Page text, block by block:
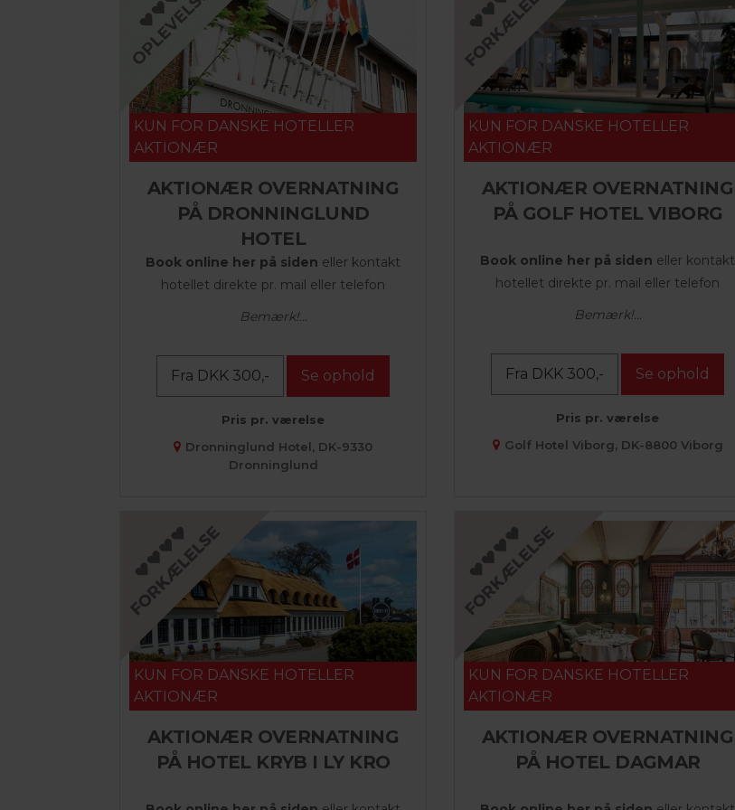
KUN FOR DANSKE HOTELLER
AKTIONÆR
AKTIONÆR OVERNATNING
PÅ DRONNINGLUND
HOTEL
Book online her på siden eller kontakt
hotellet direkte pr. mail eller telefon
Bemærk!...
Fra DKK 300,- Se ophold
Pris pr. værelse
Dronninglund Hotel, DK-9330
Dronninglund
KUN FOR DANSKE HOTELLER
AKTIONÆR
AKTIONÆR OVERNATNING
PÅ GOLF HOTEL VIBORG
Book online her på siden eller kontakt
hotellet direkte pr. mail eller telefon
Bemærk!...
Fra DKK 300,- Se ophold
Pris pr. værelse
Golf Hotel Viborg, DK-8800 Viborg
KUN FOR DANSKE HOTELLER
AKTIONÆR
AKTIONÆR OVERNATNING
PÅ HOTEL KRYB I LY KRO
KUN FOR DANSKE HOTELLER
AKTIONÆR
AKTIONÆR OVERNATNING
PÅ HOTEL DAGMAR